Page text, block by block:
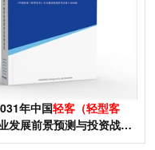
年中国轻客（轻型客
发展前景预测与投资战略
报告